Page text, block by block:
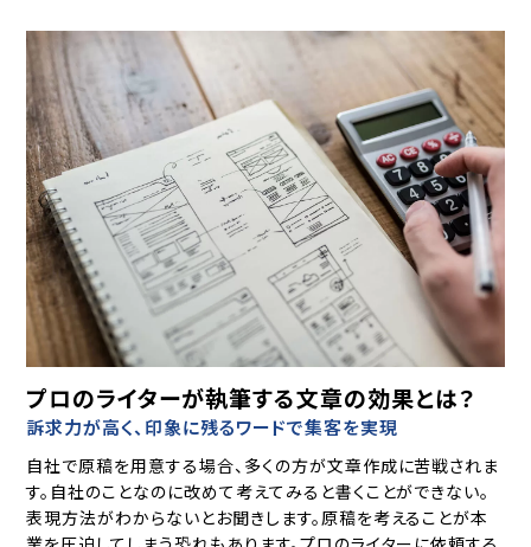
プロのライターが執筆する文章の効果とは？
訴求力が高く、印象に残るワードで集客を実現
自社で原稿を用意する場合、多くの方が文章作成に苦戦されま
す。 自社のことなのに改めて考えてみると書くことができない。
表現方法がわからないとお聞きします。原稿を考えることが本